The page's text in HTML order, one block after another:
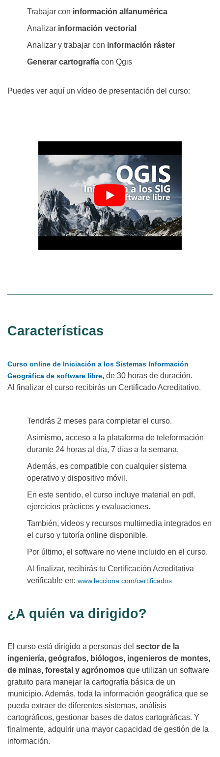
Trabajar con información alfanumérica
Analizar información vectorial
Analizar y trabajar con información ráster
Generar cartografía con Qgis
Puedes ver aquí un vídeo de presentación del curso:
Características
Curso online de Iniciación a los Sistemas Información
Geográfica de software libre, de 30 horas de duración.
Al finalizar el curso recibirás un Certificado Acreditativo.
Tendrás 2 meses para completar el curso.
Asimismo, acceso a la plataforma de teleformación
durante 24 horas al día, 7 días a la semana.
Además, es compatible con cualquier sistema
operativo y dispositivo móvil.
En este sentido, el curso incluye material en pdf,
ejercicios prácticos y evaluaciones.
También, videos y recursos multimedia integrados en
el curso y tutoría online disponible.
Por último, el software no viene incluido en el curso.
Al finalizar, recibirás tu Certificación Acreditativa
verificable en: www.lecciona.com/certificados
¿A quién va dirigido?
El curso está dirigido a personas del sector de la
ingeniería, geógrafos, biólogos, ingenieros de montes,
de minas, forestal y agrónomos que utilizan un software
gratuito para manejar la cartografía básica de un
municipio. Además, toda la información geográfica que se
pueda extraer de diferentes sistemas, análisis
cartográficos, gestionar bases de datos cartográficas. Y
finalmente, adquirir una mayor capacidad de gestión de la
información.